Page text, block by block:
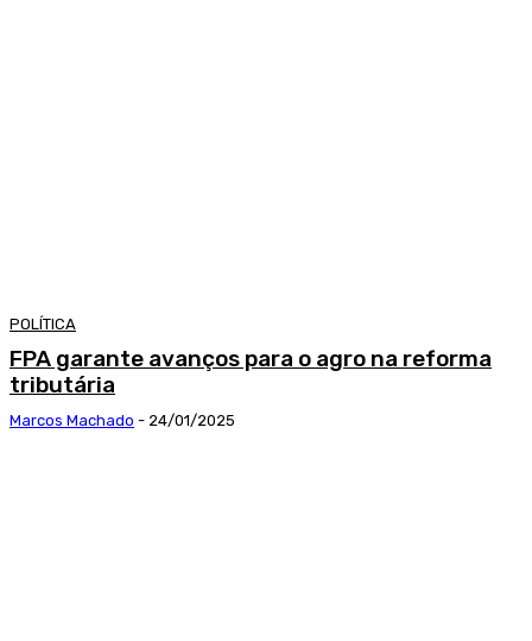
POLÍTICA
FPA garante avanços para o agro na reforma
tributária
Marcos Machado - 24/01/2025